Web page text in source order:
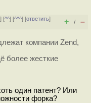
] [^^] [^^^] [ответить]
+ / –
компании Zend,
более жесткие
один патент? Или
форка?